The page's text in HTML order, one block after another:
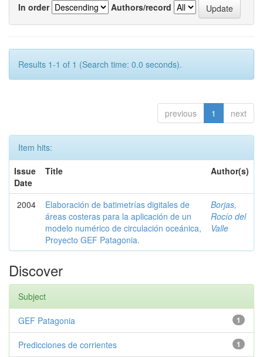
In order
Authors/record
Results 1-1 of 1 (Search time: 0.0 seconds).
previous 1 next
Item hits:
Issue
Date
Title Author(s)
2004
Elaboración de batimetrías digitales de
áreas costeras para la aplicación de un
modelo numérico de circulación oceánica,
Proyecto GEF Patagonia.
Borjas,
Rocío del
Valle
Discover
Subject
1
GEF Patagonia
1
Predicciones de corrientes